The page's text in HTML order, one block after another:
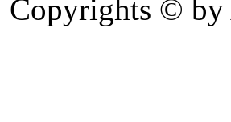
Copyrights © by